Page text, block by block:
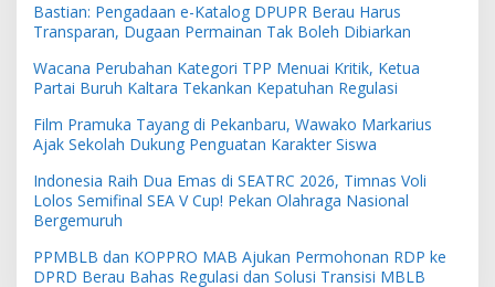
Bastian: Pengadaan e-Katalog DPUPR Berau Harus
Transparan, Dugaan Permainan Tak Boleh Dibiarkan
Wacana Perubahan Kategori TPP Menuai Kritik, Ketua
Partai Buruh Kaltara Tekankan Kepatuhan Regulasi
Film Pramuka Tayang di Pekanbaru, Wawako Markarius
Ajak Sekolah Dukung Penguatan Karakter Siswa
Indonesia Raih Dua Emas di SEATRC 2026, Timnas Voli
Lolos Semifinal SEA V Cup! Pekan Olahraga Nasional
Bergemuruh
PPMBLB dan KOPPRO MAB Ajukan Permohonan RDP ke
DPRD Berau Bahas Regulasi dan Solusi Transisi MBLB